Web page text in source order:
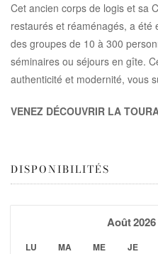
Cet ancien corps de logis et sa
restaurés et réaménagés, a
des groupes de 10 à 300
séminaires ou séjours en gîte.
authenticité et modernité, vous
VENEZ DÉCOUVRIR LA
DISPONIBILITÉS
Août2026
LU MA ME JE